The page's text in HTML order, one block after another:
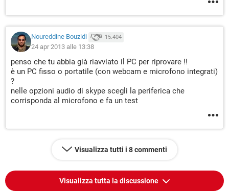
Noureddine Bouzidi 15.404
24 apr 2013 alle 13:38
penso che tu abbia già riavviato il PC per riprovare !!
è un PC fisso o portatile (con webcam e microfono integrati)
?
nelle opzioni audio di skype scegli la periferica che
corrisponda al microfono e fa un test
Visualizza tutti i 8 commenti
Visualizza tutta la discussione